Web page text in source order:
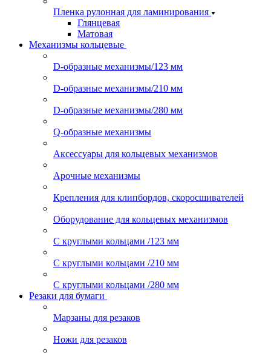
Пленка рулонная для ламинирования
Глянцевая
Матовая
Механизмы кольцевые
D-образные механизмы/123 мм
D-образные механизмы/210 мм
D-образные механизмы/280 мм
Q-образные механизмы
Аксессуары для кольцевых механизмов
Арочные механизмы
Крепления для клипбордов, скоросшивателей
Оборудование для кольцевых механизмов
С круглыми кольцами /123 мм
С круглыми кольцами /210 мм
С круглыми кольцами /280 мм
Резаки для бумаги
Марзаны для резаков
Ножи для резаков